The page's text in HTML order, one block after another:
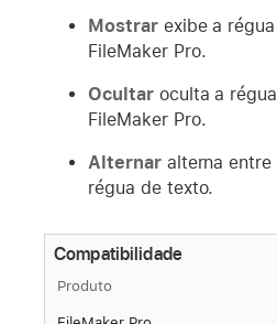
Mostrarexibe a
FileMaker Pro.
Ocultaroculta a
FileMaker Pro.
Alternaralterna entre
régua de texto.
Compatibilidade
Produto